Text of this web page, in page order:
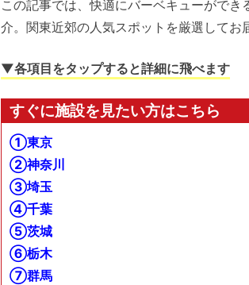
この記事では、快適にバーベキューがで
介。関東近郊の人気スポットを厳選してお
▼各項目をタップすると詳細に飛べます
すぐに施設を見たい方はこちら
①東京
②神奈川
③埼玉
④千葉
⑤茨城
⑥栃木
⑦群馬